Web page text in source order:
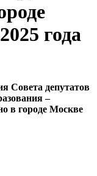
года
Совета депутатов
–
в городе Москве